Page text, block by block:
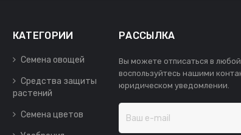
КАТЕГОРИИ
Семена овощей
Средства защиты
растений
Семена цветов
РАССЫЛКА
Вы можете отписаться в
воспользуйтесь нашими
юридическом уведомлении.